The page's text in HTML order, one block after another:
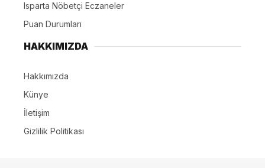
Isparta Nöbetçi Eczaneler
Puan Durumları
HAKKIMIZDA
Hakkımızda
Künye
İletişim
Gizlilik Politikası